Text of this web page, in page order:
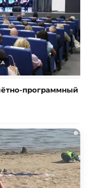
программный
i